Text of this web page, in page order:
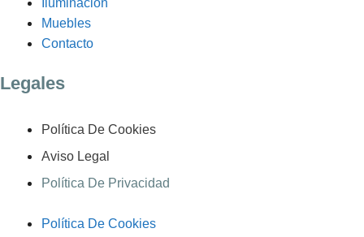
Iluminación
Muebles
Contacto
Legales
Política De Cookies
Aviso Legal
Política De Privacidad
Política De Cookies